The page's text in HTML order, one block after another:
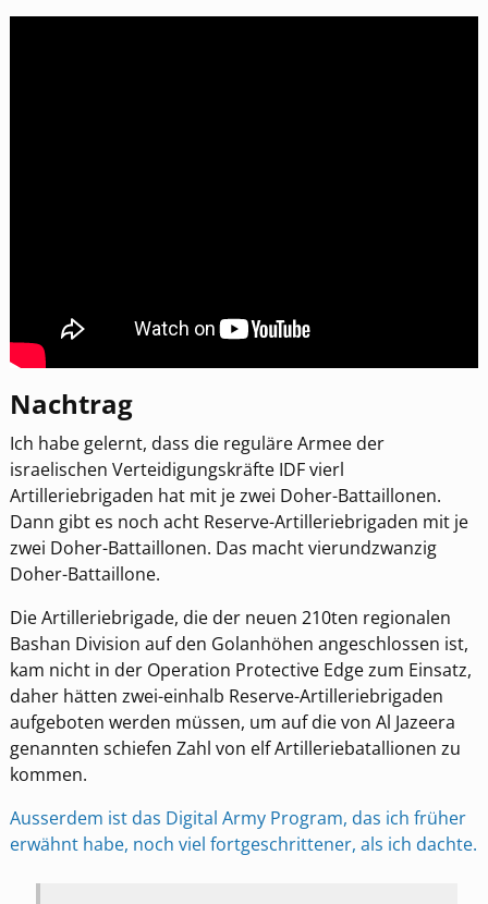
Nachtrag
Ich habe gelernt, dass die reguläre Armee der
israelischen Verteidigungskräfte IDF vierl
Artilleriebrigaden hat mit je zwei Doher-Battaillonen.
Dann gibt es noch acht Reserve-Artilleriebrigaden mit je
zwei Doher-Battaillonen. Das macht vierundzwanzig
Doher-Battaillone.
Die Artilleriebrigade, die der neuen 210ten regionalen
Bashan Division auf den Golanhöhen angeschlossen ist,
kam nicht in der Operation Protective Edge zum Einsatz,
daher hätten zwei-einhalb Reserve-Artilleriebrigaden
aufgeboten werden müssen, um auf die von Al Jazeera
genannten schiefen Zahl von elf Artilleriebatallionen zu
kommen.
Ausserdem ist das Digital Army Program, das ich früher
erwähnt habe, noch viel fortgeschrittener, als ich dachte.